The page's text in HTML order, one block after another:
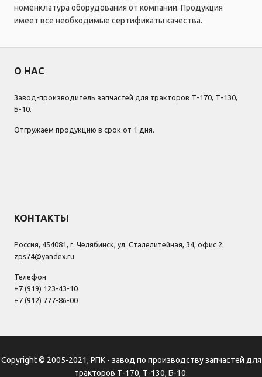
номенклатура оборудования от компании. Продукция
имеет все необходимые сертификаты качества.
О НАС
Завод-производитель запчастей для тракторов Т-170, Т-130,
Б-10.
Отгружаем продукцию в срок от 1 дня.
КОНТАКТЫ
Россия, 454081, г. Челябинск, ул. Сталелитейная, 34, офис 2.
zps74@yandex.ru
Телефон
+7 (919) 123-43-10
+7 (912) 777-86-00
Copyright © 2005-2021, РПК - завод по производству запчастей для
тракторов Т-170, Т-130, Б-10.